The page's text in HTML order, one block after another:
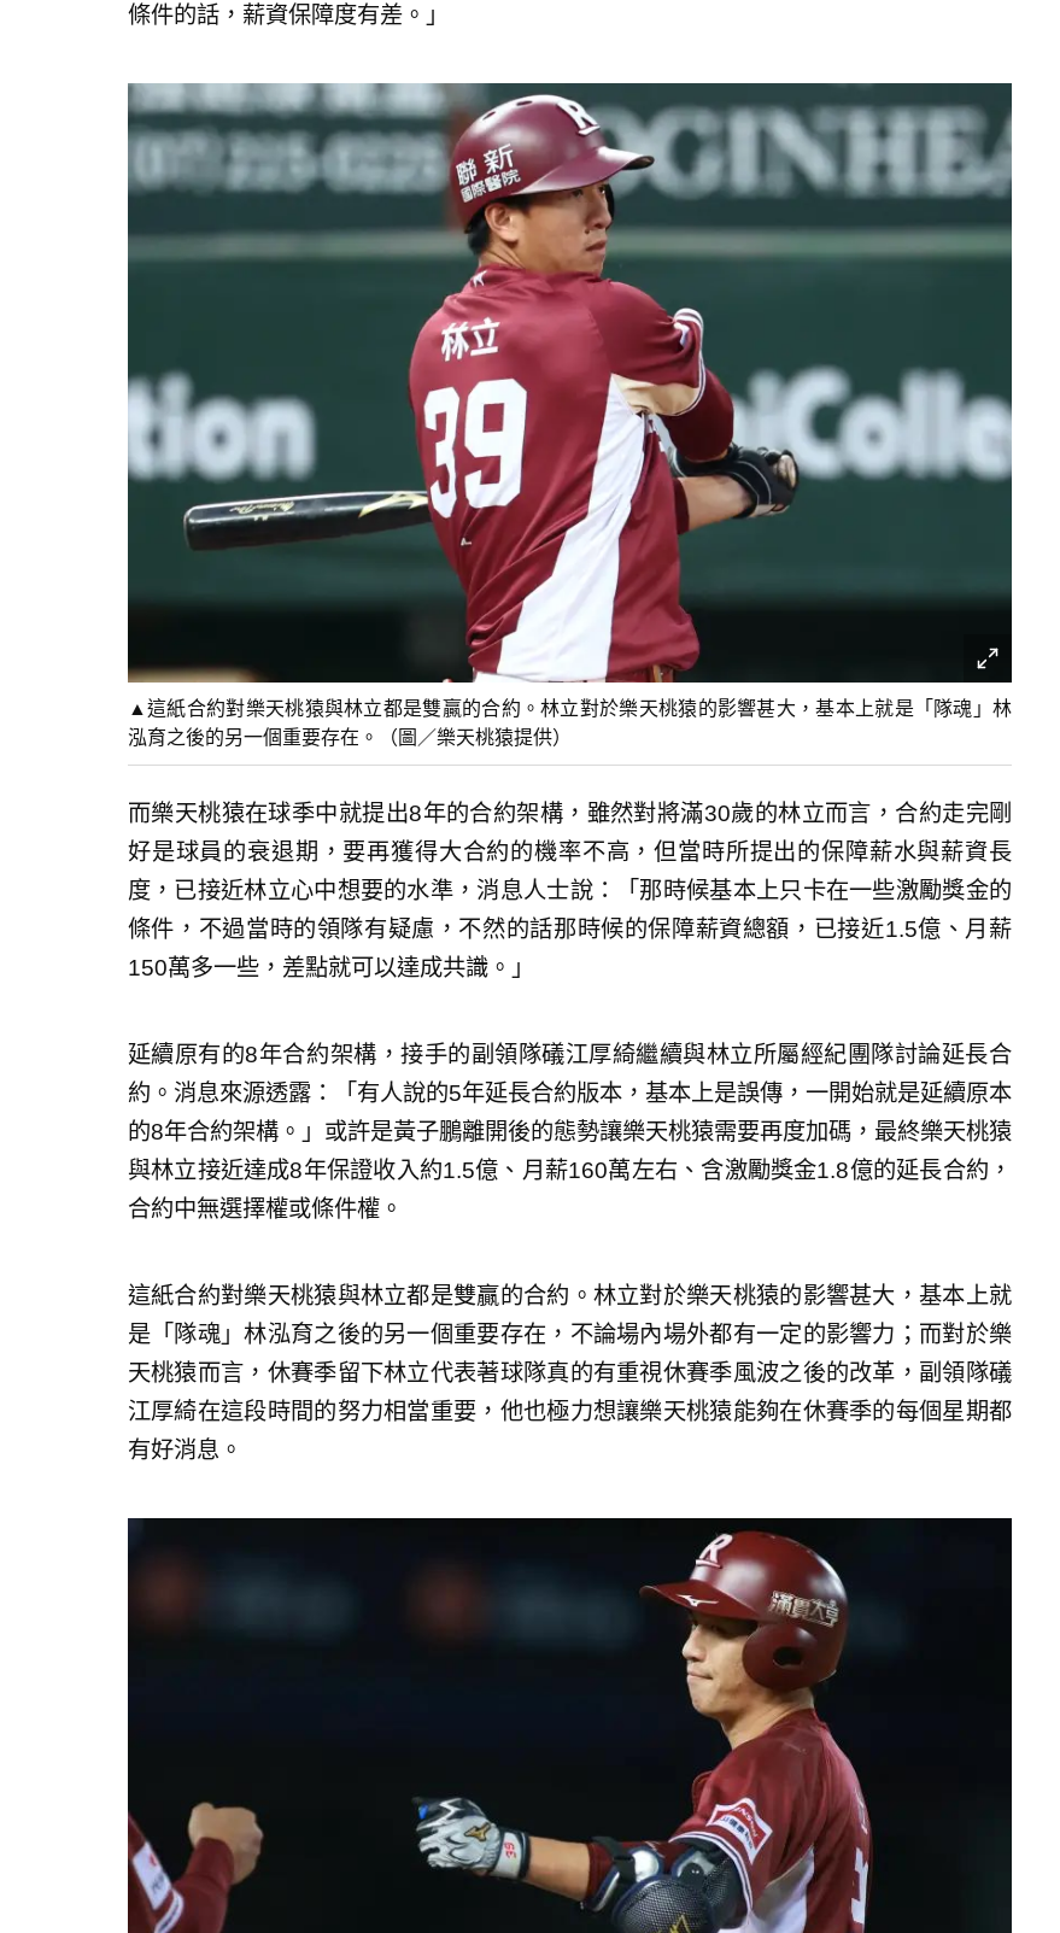
條件的話，薪資保障度有差。」
▲這紙合約對樂天桃猿與林立都是雙贏的合約。林立對於樂天桃猿的影響甚大，基本上就是「隊魂」林
泓育之後的另一個重要存在。（圖／樂天桃猿提供）
而樂天桃猿在球季中就提出8年的合約架構，雖然對將滿30歲的林立而言，合約走完剛
好是球員的衰退期，要再獲得大合約的機率不高，但當時所提出的保障薪水與薪資長
度，已接近林立心中想要的水準，消息人士說：「那時候基本上只卡在一些激勵獎金的
條件，不過當時的領隊有疑慮，不然的話那時候的保障薪資總額，已接近1.5億、月薪
150萬多一些，差點就可以達成共識。」
延續原有的8年合約架構，接手的副領隊礒江厚綺繼續與林立所屬經紀團隊討論延長合
約。消息來源透露：「有人說的5年延長合約版本，基本上是誤傳，一開始就是延續原本
的8年合約架構。」或許是黃子鵬離開後的態勢讓樂天桃猿需要再度加碼，最終樂天桃猿
與林立接近達成8年保證收入約1.5億、月薪160萬左右、含激勵獎金1.8億的延長合約，
合約中無選擇權或條件權。
這紙合約對樂天桃猿與林立都是雙贏的合約。林立對於樂天桃猿的影響甚大，基本上就
是「隊魂」林泓育之後的另一個重要存在，不論場內場外都有一定的影響力；而對於樂
天桃猿而言，休賽季留下林立代表著球隊真的有重視休賽季風波之後的改革，副領隊礒
江厚綺在這段時間的努力相當重要，他也極力想讓樂天桃猿能夠在休賽季的每個星期都
有好消息。